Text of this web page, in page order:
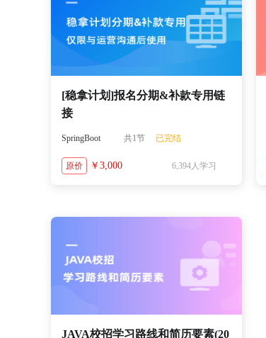
[稳拿计划]报名分期&补款专用链
接
SpringBoot 共1节 已完结
原价 ￥3,000 6,394人学习
JAVA校招学习路线和简历要素(20